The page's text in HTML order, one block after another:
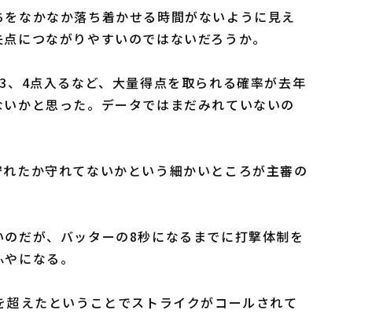
なかなか落ち着かせる時間がないように見え
につながりやすいのではないだろうか。
4点入るなど、大量得点を取られる確率が去年
かと思った。データではまだみれていないの
たか守れてないかという細かいところが主審の
だが、バッターの8秒になるまでに打撃体制を
になる。
えたということでストライクがコールされて